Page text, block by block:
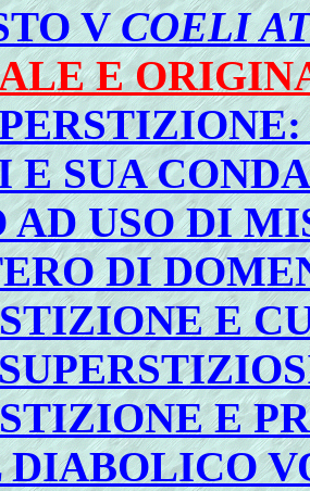
VCOELI
E
E SUA
AD USO DI
DI
E
E
DIABOLICO